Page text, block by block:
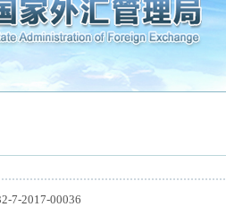
7-2017-00036